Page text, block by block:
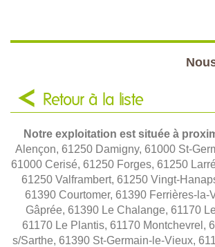
Retour à la liste
Notre exploitation est située à
Alençon, 61250 Damigny, 61000 St-
61000 Cerisé, 61250 Forges, 61250
61250 Valframbert, 61250 Vingt-
61390 Courtomer, 61390 Ferrières-la-
Gâprée, 61390 Le Chalange, 61170
61170 Le Plantis, 61170 Montchevrel,
s/Sarthe, 61390 St-Germain-le-Vieux,